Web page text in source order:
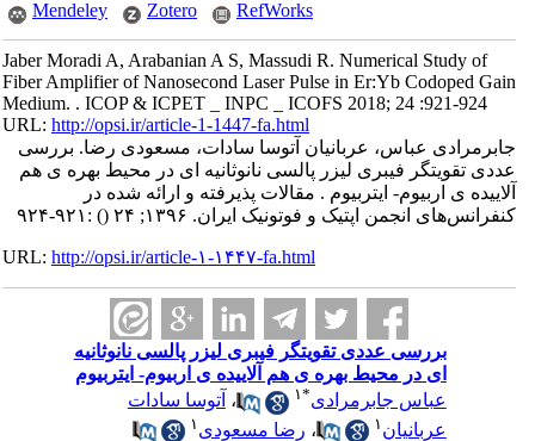
Mendeley
Zotero RefWorks
Jaber Moradi A, Arabanian A S, Massudi R. Numerical Study of
Fiber Amplifier of Nanosecond Laser Pulse in Er:Yb Codoped Gain
Medium. . ICOP & ICPET _ INPC _ ICOFS 2018; 24 :921-924
URL:http://opsi.ir/article-1-1447-fa.html
جابرمرادی عباس، عربانیان آتوسا سادات، مسعودی رضا. بررسی
عددی تقویتگر فیبری لیزر پالسی نانوثانیه ای در محیط بهره ی هم
آلاییده ی اربیوم- ایتربیوم . مقالات پذیرفته و ارائه شده در
کنفرانس‌های انجمن اپتیک و فوتونیک ایران. ۱۳۹۶; ۲۴
() :۹۲۱-۹۲۴
URL:http://opsi.ir/article-۱-۱۴۴۷-fa.html
بررسی عددی تقویتگر فیبری لیزر پالسی نانوثانیه
ای در محیط بهره ی هم آلاییده ی اربیوم- ایتربیوم
عباس جابرمرادی* ۱ ،آتوسا سادات
عربانیان ۱ ،رضا مسعودی